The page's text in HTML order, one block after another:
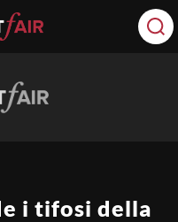
i tifosi della